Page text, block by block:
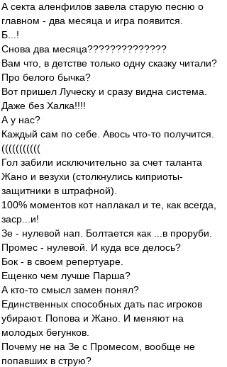
А секта аленфилов завела старую песню о
главном - два месяца и игра появится.
Б...!
Снова два месяца??????????????
Вам что, в детстве только одну сказку читали?
Про белого бычка?
Вот пришел Луческу и сразу видна система.
Даже без Халка!!!!
А у нас?
Каждый сам по себе. Авось что-то получится.
(((((((((((
Гол забили исключительно за счет таланта
Жано и везухи (столкнулись киприоты-
защитники в штрафной).
100% моментов кот наплакал и те, как всегда,
заср...и!
Зе - нулевой нап. Болтается как ...в проруби.
Промес - нулевой. И куда все делось?
Бок - в своем репертуаре.
Ещенко чем лучше Парша?
А кто-то смысл замен понял?
Единственных способных дать пас игроков
убирают. Попова и Жано. И меняют на
молодых бегунков.
Почему не на Зе с Промесом, вообще не
попавших в струю?